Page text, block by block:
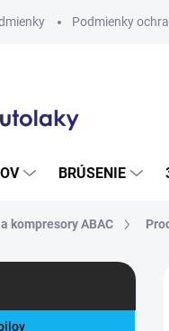
Podmienky
BRÚSENIE
kompresory ABAC